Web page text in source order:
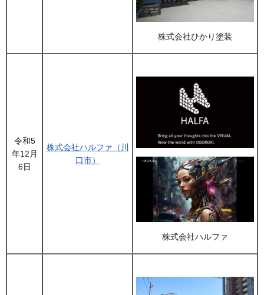
株式会社ひかり塗装
令和5
年12月
6日
株式会社ハルファ（川
口市）
株式会社ハルファ